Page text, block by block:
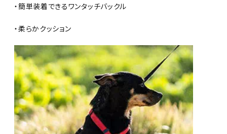
・簡単装着できるワンタッチバックル
・柔らかクッション